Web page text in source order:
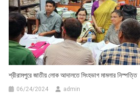
শ্রীরামপুরে জাতীয় লোক আদালতে সিংহভাগ মামলার নিস্পত্তি
06/24/2024 admin